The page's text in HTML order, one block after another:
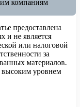
компаниям
предоставлена
и не является
или налоговой
за
материалов.
уровнем